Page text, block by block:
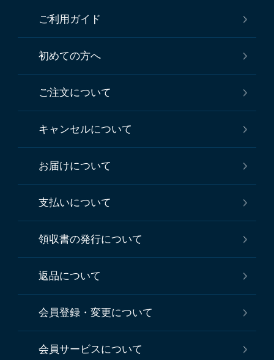
ご利用ガイド
初めての方へ
ご注文について
キャンセルについて
お届けについて
支払いについて
領収書の発行について
返品について
会員登録・変更について
会員サービスについて